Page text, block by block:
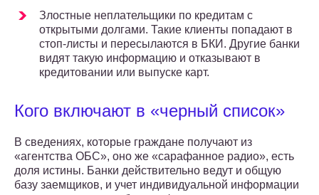
Злостные неплательщики по кредитам с
открытыми долгами. Такие клиенты попадают в
стоп-листы и пересылаются в БКИ. Другие банки
видят такую информацию и отказывают в
кредитовании или выпуске карт.
Кого включают в «черный список»
В сведениях, которые граждане получают из
«агентства ОБС», оно же «сарафанное радио», есть
доля истины. Банки действительно ведут и общую
базу заемщиков, и учет индивидуальной информации